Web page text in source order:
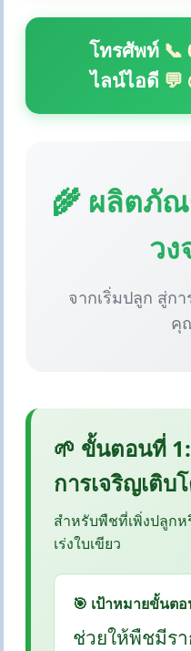
โทรศัพท์ 📞
ไลน์ไอดี 💬
🌾 ผลิตภั
วง
จากเริ่มปลูก สู่ก
คุ
🌱 ขั้นตอนที่
การเจริญเติบ
สำหรับพืชที่เพิ่งปลูกห
เร่งใบเขียว
🎯 เป้าหมายขั้นต
ช่วยให้พืชมีร